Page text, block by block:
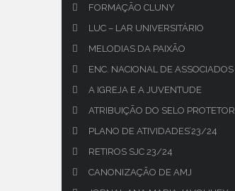
FORMAÇÃO CLUNY
LUC – LAR UNIVERSITÁRIO
MELODIAS DA PAIXÃO
ENC. NACIONAL DE ASSOCIADOS
A IGREJA E A JUVENTUDE
ATRIBUIÇÃO DO SELO PROTETOR
PLANO DE ATIVIDADES’23/24
RETIROS SJC 23/24
CANONIZAÇÃO DE AMJ